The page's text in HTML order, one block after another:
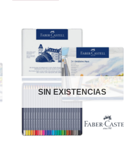
a la
lista de
deseos
SIN EXISTENCIAS